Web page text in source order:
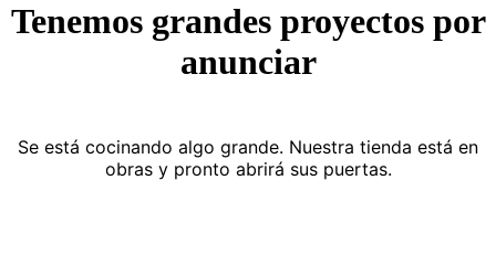
Tenemos grandes proyectos por
anunciar
Se está cocinando algo grande. Nuestra tienda está en
obras y pronto abrirá sus puertas.